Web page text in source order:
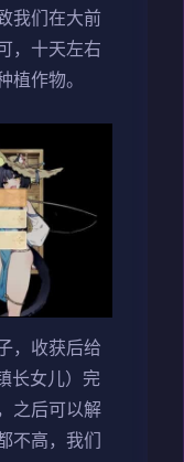
我们在大前
，十天左右
植作物。
，收获后给
长女儿）完
之后可以解
不高，我们